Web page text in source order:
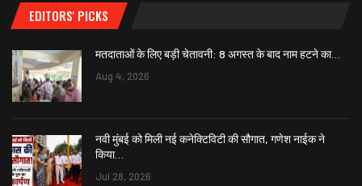
EDITORS' PICKS
मतदाताओं के लिए बड़ी चेतावनी: 8 अगस्त के बाद नाम हटने का…
Aug 4, 2026
नवी मुंबई को मिली नई कनेक्टिविटी की सौगात, गणेश नाईक ने
किया…
Jul 28, 2026